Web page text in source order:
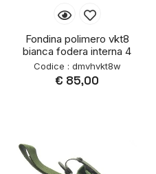
Fondina polimero vkt8
bianca fodera interna 4
Codice : dmvhvkt8w
€ 85,00